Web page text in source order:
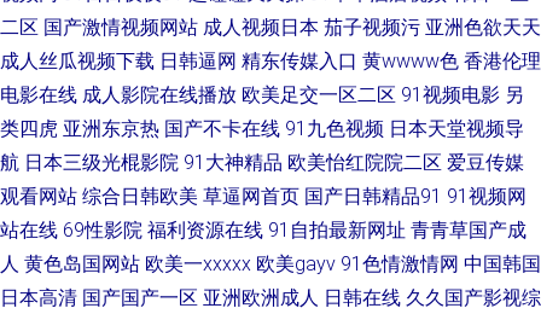
人综合免费播放 韩日AV导航 老司机午夜福利片 三级日韩中文字幕 伊人三级
网 TS伪娘视频黄色 高清在线观看av 巨乳探花 日本欧美视频 五月花导航 综合
亚洲97 91主播在线视频 岛国大片无码 伪娘黑丝自慰 超碰蜜臀91 国产无套
普通话 久久香蕉网 色色欧美 最新黄色亚洲网址 99热都是精品7 岛国肏逼在
线 黄色91色情 欧美在线性生活 午夜狼友福利 91福利在 av妞妞导航 福利影
二区 国产激情视频网站 成人视频日本 茄子视频污 亚洲色欲天天
成人丝瓜视频下载 日韩逼网 精东传媒入口 黄wwww色 香港伦理
电影在线 成人影院在线播放 欧美足交一区二区 91视频电影 另
类四虎 亚洲东京热 国产不卡在线 91九色视频 日本天堂视频导
航 日本三级光棍影院 91大神精品 欧美怡红院院二区 爱豆传媒
观看网站 综合日韩欧美 草逼网首页 国产日韩精品91 91视频网
站在线 69性影院 福利资源在线 91自拍最新网址 青青草国产成
人 黄色岛国网站 欧美一xxxxx 欧美gayv 91色情激情网 中国韩国
日本高清 国产国产一区 亚洲欧洲成人 日韩在线 久久国产影视综